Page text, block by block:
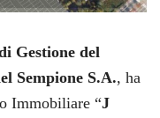
Gestione del
Sempione S.A., ha
Immobiliare “J